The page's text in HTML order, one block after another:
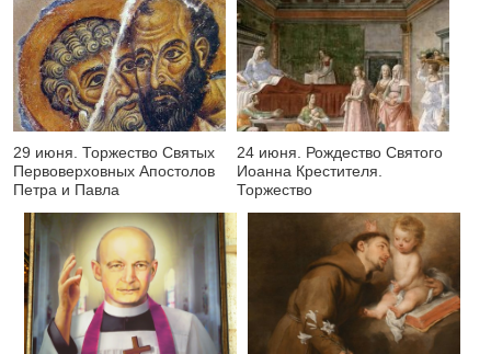
29 июня. Торжество Святых
Первоверховных Апостолов
Петра и Павла
24 июня. Рождество Святого
Иоанна Крестителя.
Торжество